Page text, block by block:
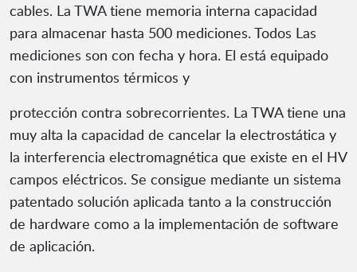
cables. La TWA tiene memoria interna capacidad
para almacenar hasta 500 mediciones. Todos Las
mediciones son con fecha y hora. El está equipado
con instrumentos térmicos y
protección contra sobrecorrientes. La TWA tiene una
muy alta la capacidad de cancelar la electrostática y
la interferencia electromagnética que existe en el HV
campos eléctricos. Se consigue mediante un sistema
patentado solución aplicada tanto a la construcción
de hardware como a la implementación de software
de aplicación.